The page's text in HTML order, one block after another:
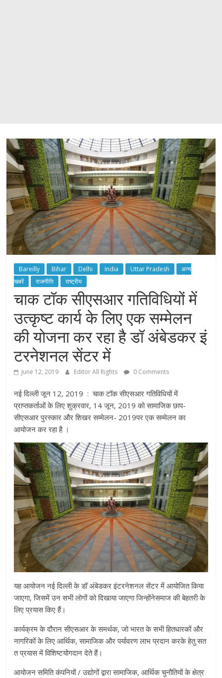
Bareilly Bihar Delhi India Uttar Pradesh
अन्य
खबरें
राजनीति राष्ट्रीय
चाक टॉक सीएसआर गतिविधियों में
उत्कृष्ट कार्य के लिए एक सम्मेलन
की योजना कर रहा है डॉ अंबेडकर इं
टरनेशनल सेंटर में
June 12, 2019 Editor All Rights 0 Comments
नई दिल्ली जून 12, 2019 : चाक टॉक सीएसआर गतिविधियों में
प्राप्तकर्ताओं के लिए शुक्रवार, 14 जून, 2019 को सामाजिक छाप-
सीएसआर पुरस्कार और शिखर सम्मेलन- 2019पर एक सम्मेलन का
आयोजन कर रहा है ।
यह आयोजन नई दिल्ली के डॉ अंबेडकर इंटरनेशनल सेंटर में आयोजित किया
जाएगा, जिसमें उन सभी लोगों को दिखाया जाएगा जिन्होंनेसमाज की बेहतरी के
लिए प्रयास किए हैं।
कार्यक्रम के दौरान सीएसआर के समर्थक, जो भारत के सभी हितधारकों और
नागरिकों के लिए आर्थिक, सामाजिक और पर्यावरण लाभ प्रदान करके हेतु सत
त प्रयास में विशिष्टयोगदान देते हैं।
आयोजन समिति कंपनियों / उद्योगों द्वारा सामाजिक, आर्थिक चुनौतियों के क्षेत्र